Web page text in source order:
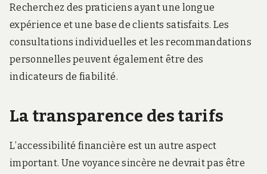
Recherchez des praticiens ayant une longue
expérience et une base de clients satisfaits. Les
consultations individuelles et les recommandations
personnelles peuvent également être des
indicateurs de fiabilité.
La transparence des tarifs
L’accessibilité financière est un autre aspect
important. Une voyance sincère ne devrait pas être